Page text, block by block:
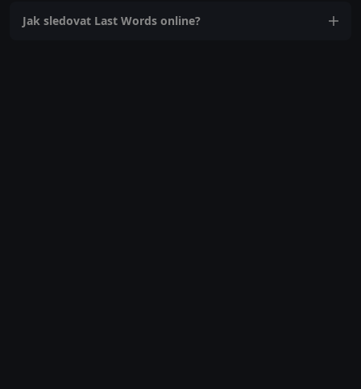
Jak sledovat Last Words online?